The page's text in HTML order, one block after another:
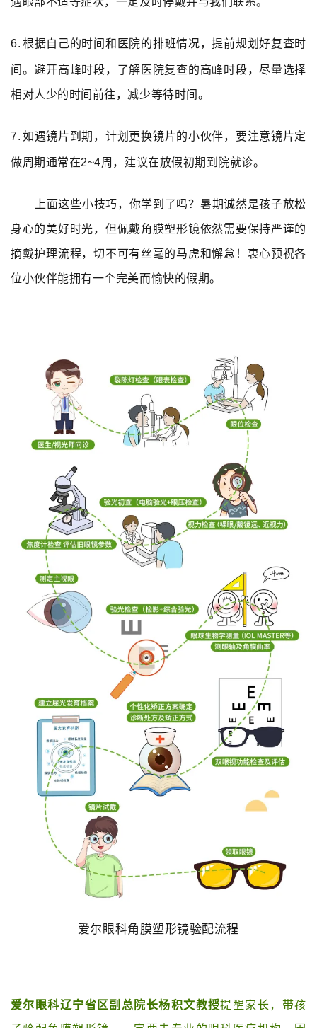
6. 根据自己的时间和医院的排班情况，提前规划好复查时
间。避开高峰时段，了解医院复查的高峰时段，尽量选择
相对人少的时间前往，减少等待时间。
7. 如遇镜片到期，计划更换镜片的小伙伴，要注意镜片定
做周期通常在2~4周，建议在放假初期到院就诊。
上面这些小技巧，你学到了吗？暑期诚然是孩子放松
身心的美好时光，但佩戴角膜塑形镜依然需要保持严谨的
摘戴护理流程，切不可有丝毫的马虎和懈怠！衷心预祝各
位小伙伴能拥有一个完美而愉快的假期。
爱尔眼科角膜塑形镜验配流程
爱尔眼科辽宁省区副总院长杨积文教授提醒家长，带孩